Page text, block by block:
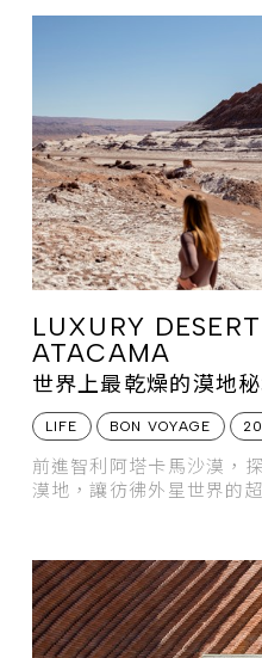
LUXURY
ATACAMA
世界上最乾燥的漠地
LIFE BON VOYAGE
前進智利阿塔卡馬沙漠，
漠地，讓彷彿外星世界的